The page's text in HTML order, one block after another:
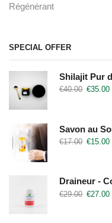
Régénérant
SPECIAL OFFER
Shilajit Pur
€40.00 €35.00
Savon au
€17.00 €15.00
Draineur -
€29.00 €27.00